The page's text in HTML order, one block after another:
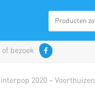
of bezoek
2020 – Voorthuizen